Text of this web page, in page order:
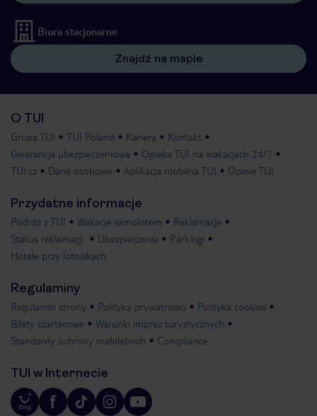
Biura stacjonarne
Znajdź na mapie
O TUI
Grupa TUI TUI Poland Kariera
Kontakt
Gwarancja ubezpieczeniowa
Opieka TUI na wakacjach 24/7
TUI.cz
Dane osobowe Aplikacja mobilna TUI Opinie TUI
Przydatne informacje
Podróż z TUI Wakacje samolotem
Reklamacje
Status reklamacji
Ubezpieczenia
Parkingi
Hotele przy lotniskach
Regulaminy
Regulamin strony Polityka prywatności
Polityka cookies
Bilety czarterowe
Warunki imprez turystycznych
Standardy ochrony małoletnich
Compliance
TUI w Internecie